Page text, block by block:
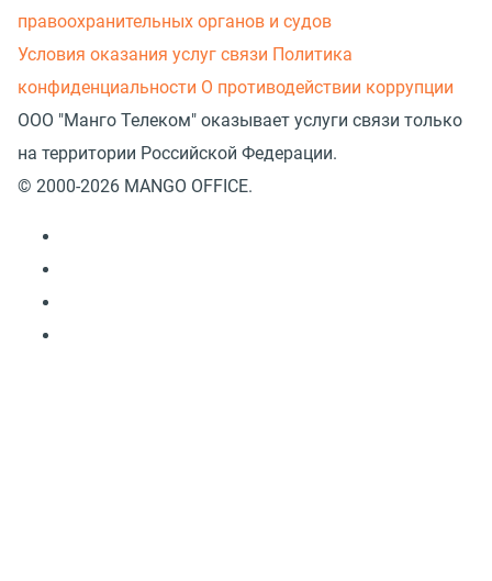
правоохранительных органов и судов
Условия оказания услуг связи Политика
конфиденциальности О противодействии коррупции
ООО "Манго Телеком" оказывает услуги связи только
на территории Российской Федерации.
© 2000-2026 MANGO OFFICE.